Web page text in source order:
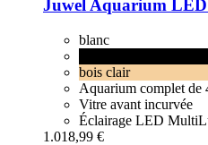
Juwel Aquarium LED
blanc
bois clair
Aquarium complet de
Vitre avant incurvée
Éclairage LED
1.018,99 €